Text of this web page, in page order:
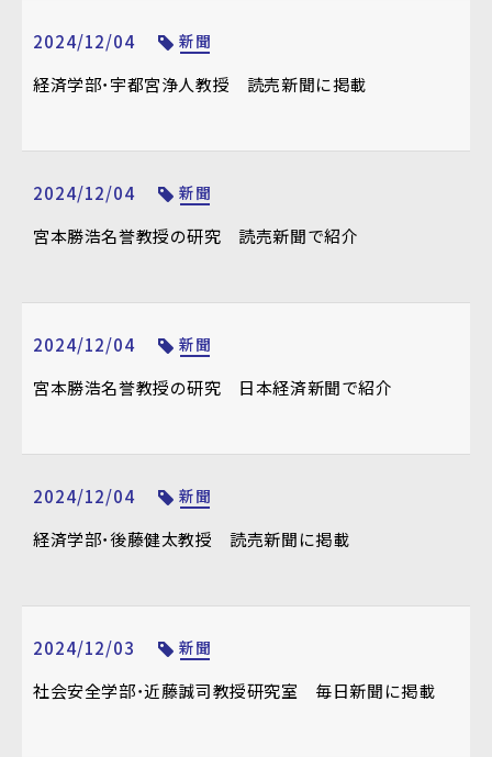
2024/12/04 新聞
経済学部・宇都宮浄人教授 読売新聞に掲載
2024/12/04 新聞
宮本勝浩名誉教授の研究 読売新聞で紹介
2024/12/04 新聞
宮本勝浩名誉教授の研究 日本経済新聞で紹介
2024/12/04 新聞
経済学部・後藤健太教授 読売新聞に掲載
2024/12/03 新聞
社会安全学部・近藤誠司教授研究室 毎日新聞に掲載